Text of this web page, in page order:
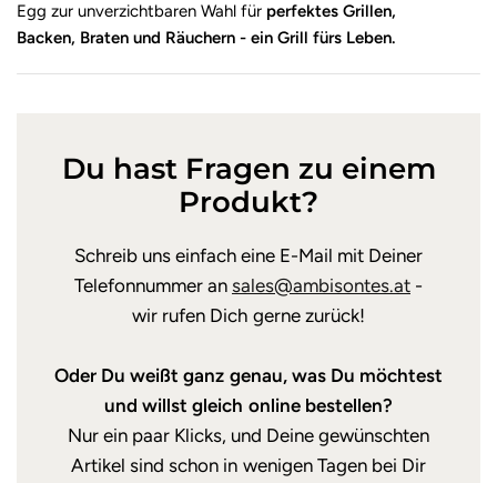
Egg zur unverzichtbaren Wahl für perfektes Grillen,
Backen, Braten und Räuchern - ein Grill fürs Leben.
Du hast Fragen zu einem
Produkt?
Schreib uns einfach eine E-Mail mit Deiner
Telefonnummer an sales@ambisontes.at -
wir rufen Dich gerne zurück!
Oder Du weißt ganz genau, was Du möchtest
und willst gleich online bestellen?
Nur ein paar Klicks, und Deine gewünschten
Artikel sind schon in wenigen Tagen bei Dir